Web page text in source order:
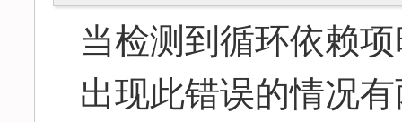
当检测到循环依赖
出现此错误的情况